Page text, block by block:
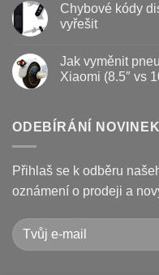
jak
prodloužit
životnost
vyměnit
brzdové
destičky
na
koloběžce
u
textu
s
poruchy
koloběžek
Kugoo
opravit
Chybové kódy
vyřešit
textu
s
displeje
Xiaomi
Pro
a
jak
je
Jak vyměnit
Xiaomi (8.5″ vs
textu
s
vyměnit
pneumatiku
na
elektrokoloběžce
(8.5″
vs
10″,
duše
ODEBÍRÁNÍ NOVINEK
Přihlaš se k odběru
oznámení o prodeji a